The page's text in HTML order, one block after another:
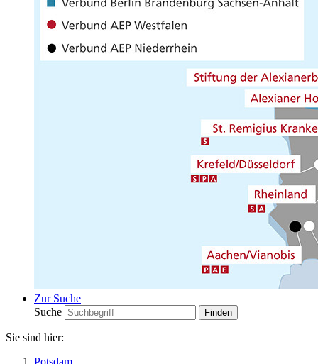
Zur Suche
Suche
Sie sind hier:
Potsdam